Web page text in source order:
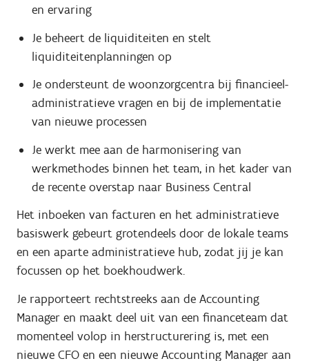
en ervaring
Je beheert de liquiditeiten en stelt
liquiditeitenplanningen op
Je ondersteunt de woonzorgcentra bij financieel-
administratieve vragen en bij de implementatie
van nieuwe processen
Je werkt mee aan de harmonisering van
werkmethodes binnen het team, in het kader van
de recente overstap naar Business Central
Het inboeken van facturen en het administratieve
basiswerk gebeurt grotendeels door de lokale teams
en een aparte administratieve hub, zodat jij je kan
focussen op het boekhoudwerk.
Je rapporteert rechtstreeks aan de Accounting
Manager en maakt deel uit van een financeteam dat
momenteel volop in herstructurering is, met een
nieuwe CFO en een nieuwe Accounting Manager aan